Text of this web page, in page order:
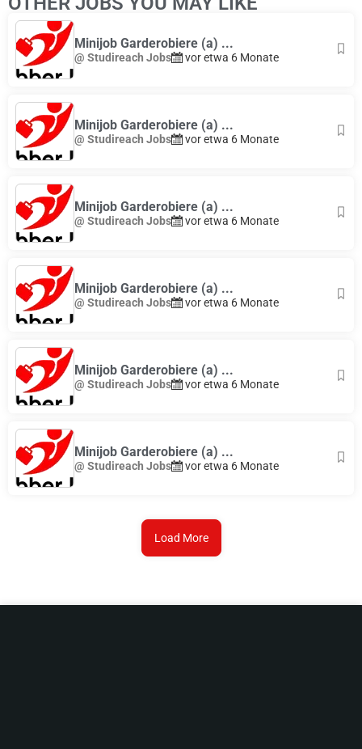
+
−
Minijob Garderobiere (a) ...
@ Studireach Jobs vor etwa 6 Monate
Minijob Garderobiere (a) ...
@ Studireach Jobs vor etwa 6 Monate
Minijob Garderobiere (a) ...
@ Studireach Jobs vor etwa 6 Monate
Minijob Garderobiere (a) ...
@ Studireach Jobs vor etwa 6 Monate
Minijob Garderobiere (a) ...
@ Studireach Jobs vor etwa 6 Monate
Minijob Garderobiere (a) ...
@ Studireach Jobs vor etwa 6 Monate
Load More